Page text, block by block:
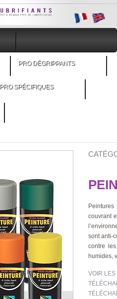
PRO DÉGRIPPANTS
PRO SPÉCIFIQUES
couvrant
sont anti-
contre
humides,
VOIR